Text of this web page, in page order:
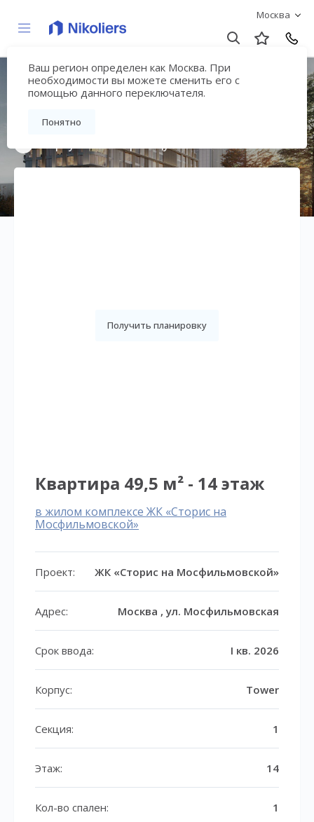
Москва
Ваш регион определен как Москва. При
необходимости вы можете сменить его с
помощью данного переключателя.
Понятно
ЖК «Сторис на
Мосфильмовской»
Получить планировку
Квартира 49,5 м² - 14 этаж
в жилом комплексе ЖК «Сторис на
Мосфильмовской»
Проект: ЖК «Сторис на Мосфильмовской»
Адрес: Москва , ул. Мосфильмовская
Срок ввода: I кв. 2026
Корпус: Tower
Секция: 1
Этаж: 14
Кол-во спален: 1